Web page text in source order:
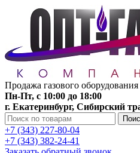
Продажа газового оборудования
Пн-Пт, с 10:00 до 18:00
г. Екатеринбург, Сибирский
+7 (343) 227-80-04
+7 (343) 382-24-41